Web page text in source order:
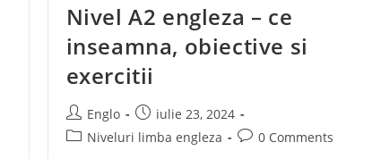
Nivel A2 engleza – ce
inseamna, obiective si
exercitii
Englo
iulie 23, 2024
Niveluri limba engleza
0 Comments